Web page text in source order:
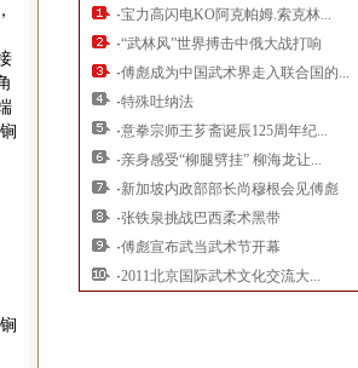
·宝力高闪电KO阿克帕姆.索克林...
·“武林风”世界搏击中俄大战打响
·傅彪成为中国武术界走入联合国的...
·特殊吐纳法
·意拳宗师王芗斋诞辰125周年纪...
·亲身感受“柳腿劈挂” 柳海龙让...
·新加坡内政部部长尚穆根会见傅彪
·张铁泉挑战巴西柔术黑带
·傅彪宣布武当武术节开幕
·2011北京国际武术文化交流大...